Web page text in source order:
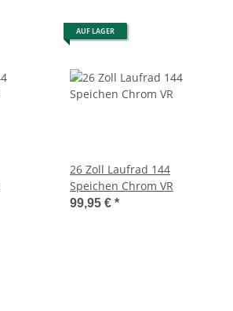
AUF LAGER
26 Zoll Laufrad 144
Speichen Chrom VR
99,95 € *